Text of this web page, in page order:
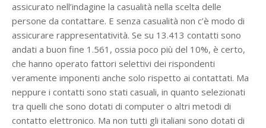
assicurato nell’indagine la casualità nella scelta delle
persone da contattare. E senza casualità non c’è modo di
assicurare rappresentatività. Se su 13.413 contatti sono
andati a buon fine 1.561, ossia poco più del 10%, è certo,
che hanno operato fattori selettivi dei rispondenti
veramente imponenti anche solo rispetto ai contattati. Ma
neppure i contatti sono stati casuali, in quanto selezionati
tra quelli che sono dotati di computer o altri metodi di
contatto elettronico. Ma non tutti gli italiani sono dotati di